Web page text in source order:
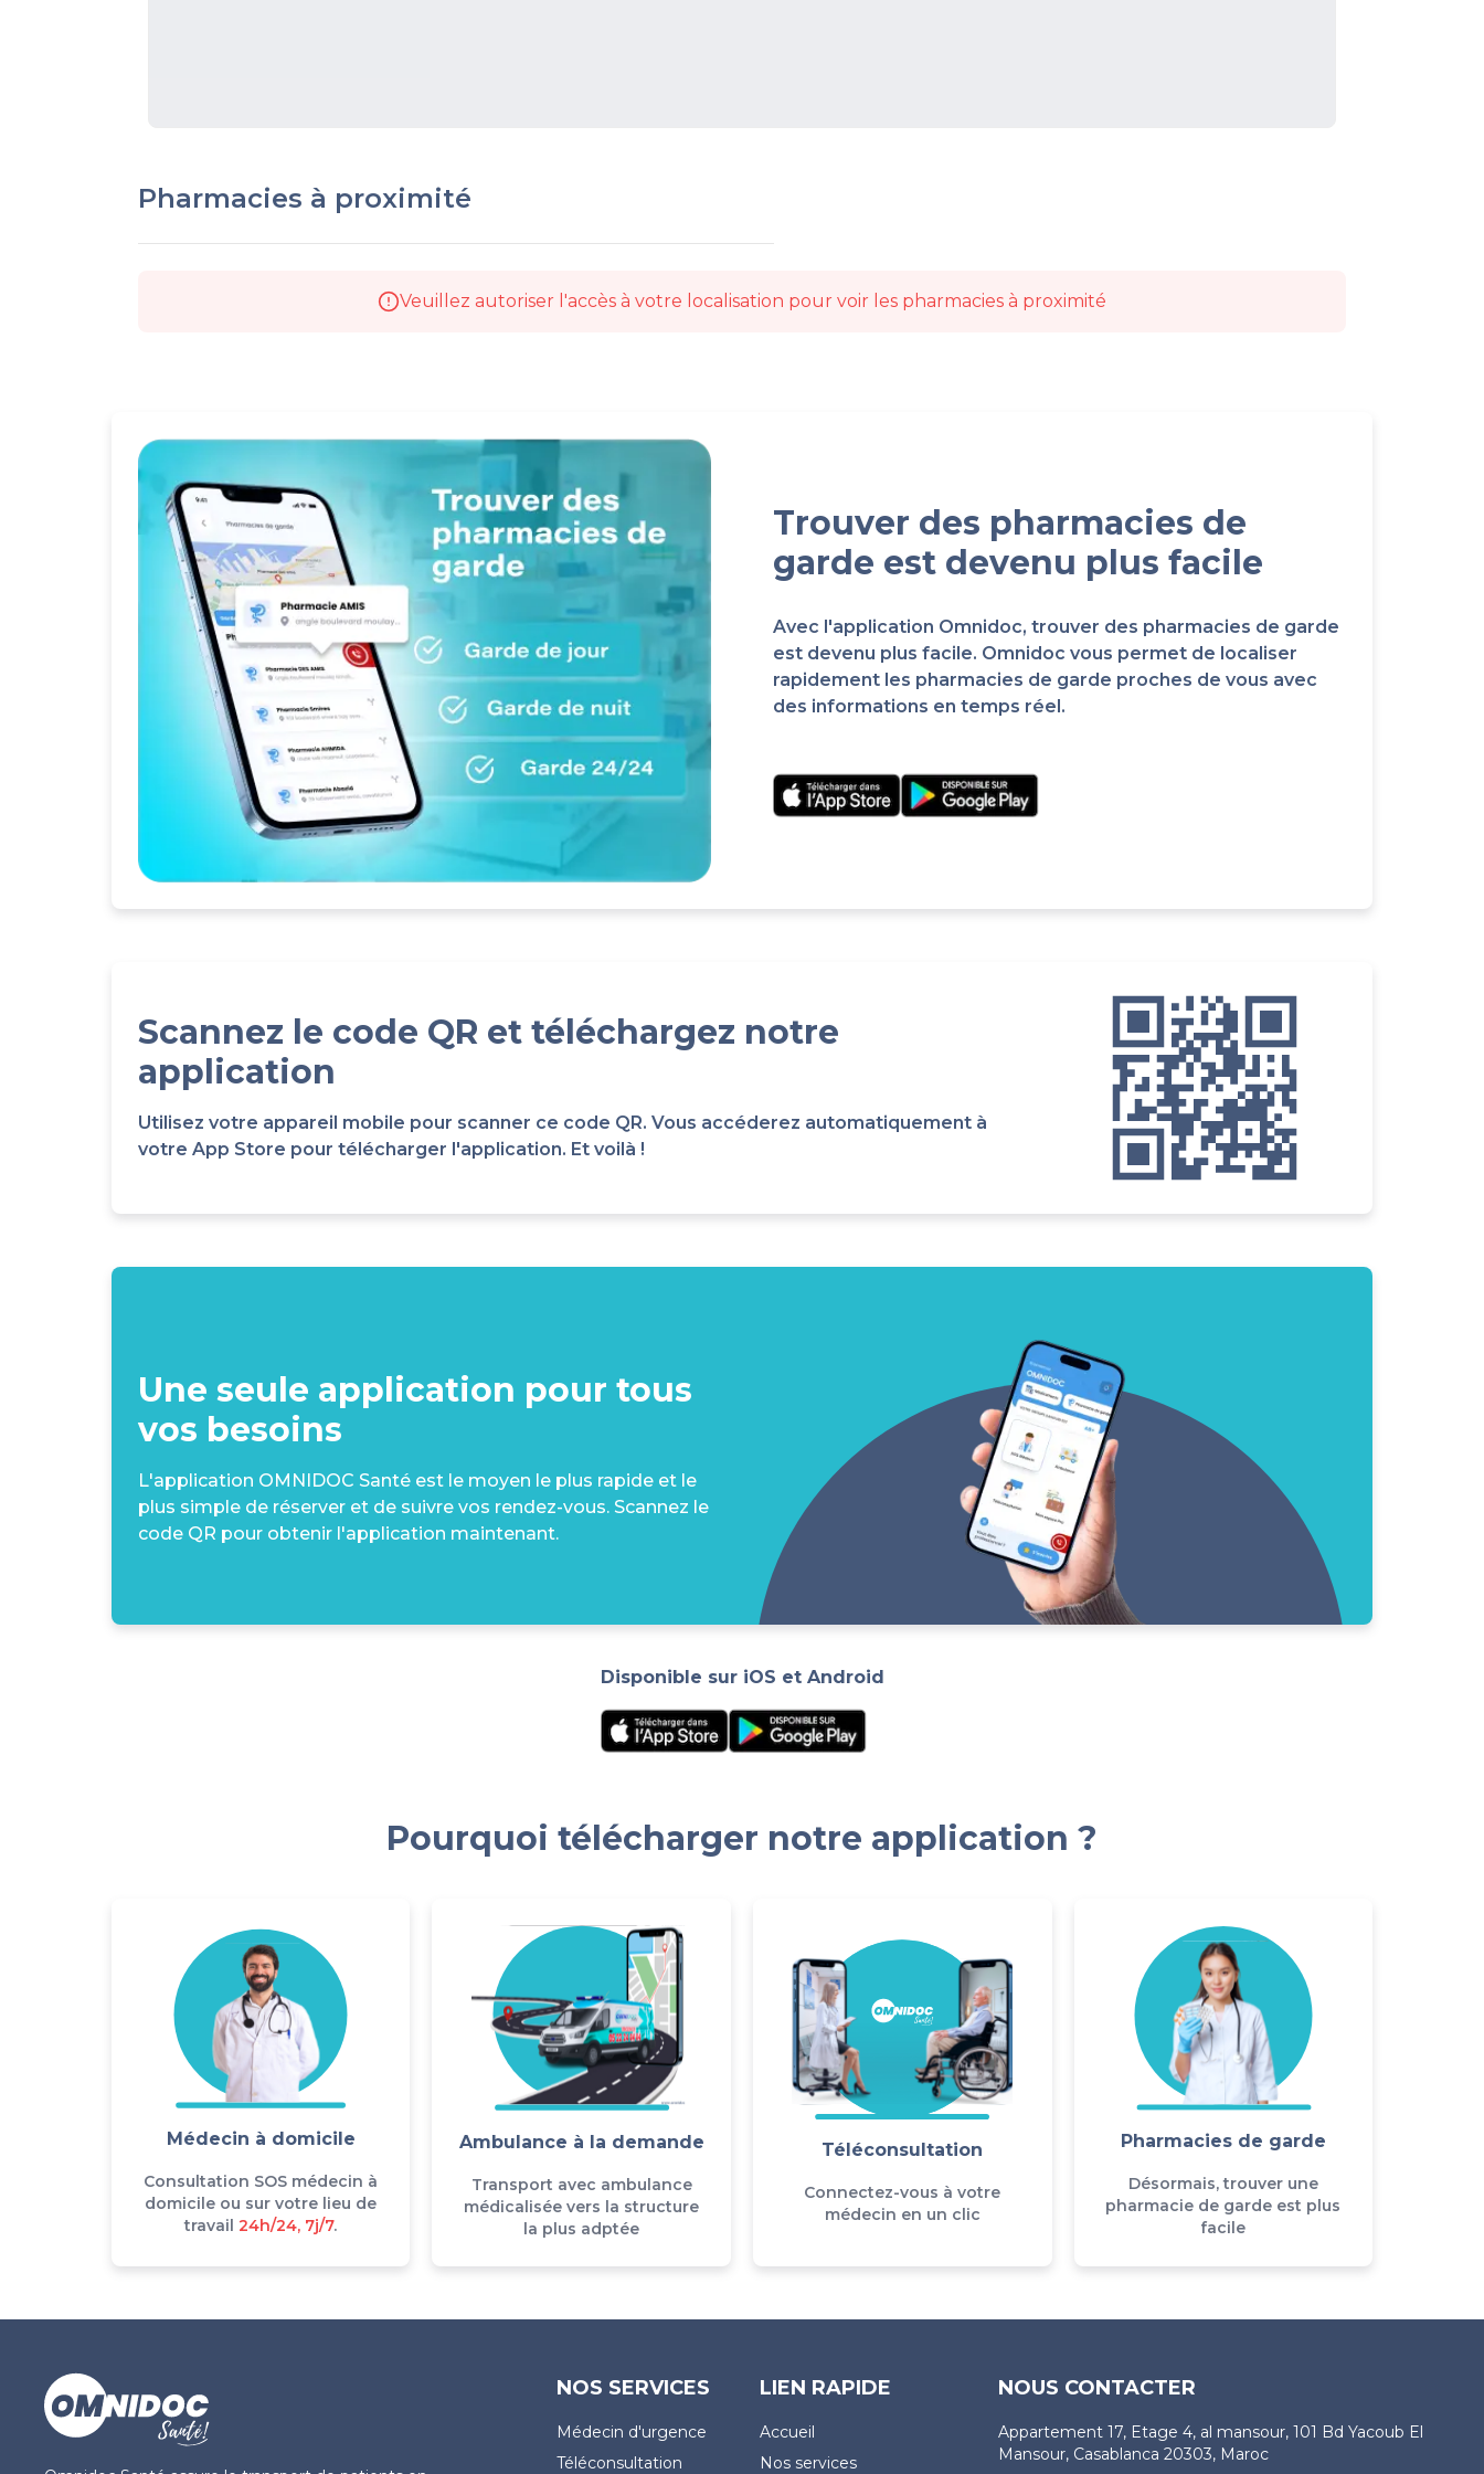
Pharmacies à proximité
Veuillez autoriser l'accès à votre localisation pour voir les pharmacies à proximité
Trouver des pharmacies de
garde est devenu plus facile
Avec l'application Omnidoc, trouver des pharmacies de garde
est devenu plus facile. Omnidoc vous permet de localiser
rapidement les pharmacies de garde proches de vous avec
des informations en temps réel.
Scannez le code QR et téléchargez notre
application
Utilisez votre appareil mobile pour scanner ce code QR. Vous accéderez automatiquement à
votre App Store pour télécharger l'application. Et voilà !
Une seule application pour tous
vos besoins
L'application OMNIDOC Santé est le moyen le plus rapide et le
plus simple de réserver et de suivre vos rendez-vous. Scannez le
code QR pour obtenir l'application maintenant.
Disponible sur iOS et Android
Pourquoi télécharger notre application ?
Médecin à domicile
Consultation SOS médecin à
domicile ou sur votre lieu de
travail 24h/24, 7j/7.
Ambulance à la demande
Transport avec ambulance
médicalisée vers la structure
la plus adptée
Téléconsultation
Connectez-vous à votre
médecin en un clic
Pharmacies de garde
Désormais, trouver une
pharmacie de garde est plus
facile
NOS SERVICES
Médecin d'urgence
Téléconsultation
LIEN RAPIDE
Accueil
Nos services
NOUS CONTACTER
Appartement 17, Etage 4, al mansour, 101 Bd Yacoub El
Mansour, Casablanca 20303, Maroc